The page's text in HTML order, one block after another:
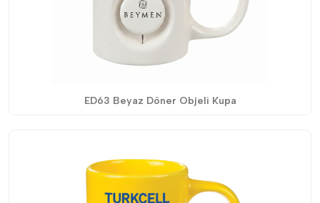
ED63 Beyaz Döner Objeli Kupa